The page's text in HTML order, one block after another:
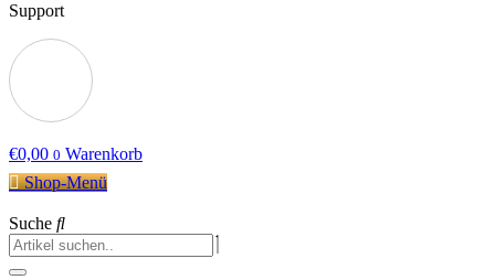
Support
€0,00 0 Warenkorb
Shop-Menü
Suche